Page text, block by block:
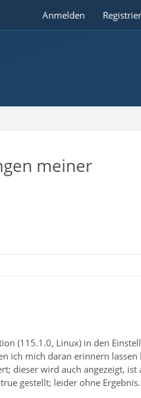
Anmelden
meiner
(115.1.0, Linux) in den
ich mich daran erinnern lassen
dieser wird auch angezeigt, ist
gestellt; leider ohne Ergebnis.